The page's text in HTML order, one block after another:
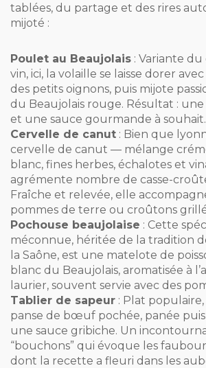
tablées, du partage et des rires
mijoté :
Poulet au Beaujolais : Variante
vin, ici, la volaille se laisse dorer
des petits oignons, puis mijote
du Beaujolais rouge. Résultat :
et une sauce gourmande à souhait.
Cervelle de canut : Bien que
cervelle de canut — mélange
blanc, fines herbes, échalotes et
agrémente nombre de casse-
Fraîche et relevée, elle
pommes de terre ou croûtons
Pochouse beaujolaise : Cette
méconnue, héritée de la tradition
la Saône, est une matelote de
blanc du Beaujolais, aromatisée à
laurier, souvent servie avec des
Tablier de sapeur : Plat
panse de bœuf pochée, panée puis
une sauce gribiche. Un
“bouchons” qui évoque les
dont la recette a fleuri dans les